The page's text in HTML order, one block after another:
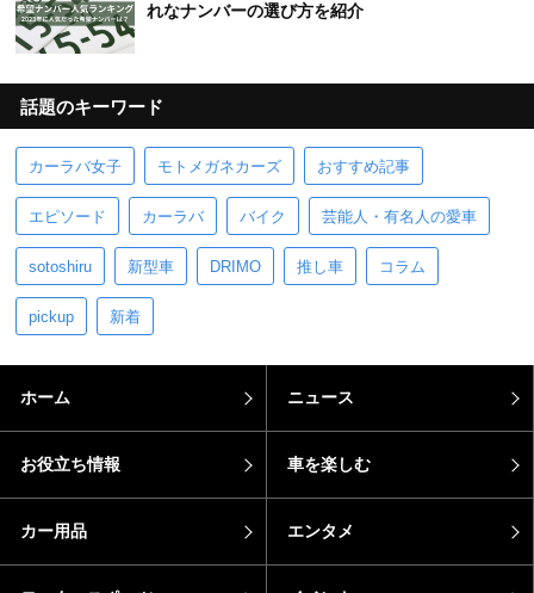
れなナンバーの選び方を紹介
話題のキーワード
カーラバ女子 モトメガネカーズ おすすめ記事
エピソード カーラバ バイク 芸能人・有名人の愛車
sotoshiru 新型車 DRIMO 推し車 コラム
pickup 新着
ホーム ニュース
お役立ち情報 車を楽しむ
カー用品 エンタメ